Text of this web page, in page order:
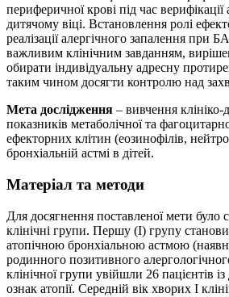
периферичної крові під час
дитячому віці. Встановлення ролі
реалізації алергічного запалення при
важливим клінічним завданням,
обирати індивідуальну адресну
таким чином досягти контролю над
Мета дослідження – вивчення клініко-
показників метаболічної та
ефекторних клітин (еозинофілів,
бронхіальній астмі в дітей.
Матеріал та методи
Для досягнення поставленої мети було
клінічні групи. Першу (I) групу
атопічною бронхіальною астмою
родинного позитивного
клінічної групи увійшли 26 пацієнтів
ознак атопії. Середній вік хворих I